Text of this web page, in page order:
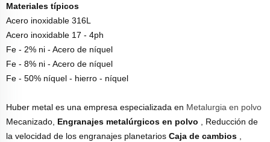
Materiales típicos
Acero inoxidable 316L
Acero inoxidable 17 - 4ph
Fe - 2% ni - Acero de níquel
Fe - 8% ni - Acero de níquel
Fe - 50% níquel - hierro - níquel
Huber metal es una empresa especializada en Metalurgia en polvo
Mecanizado, Engranajes metalúrgicos en polvo
, Reducción de
la velocidad de los engranajes planetarios Caja de cambios